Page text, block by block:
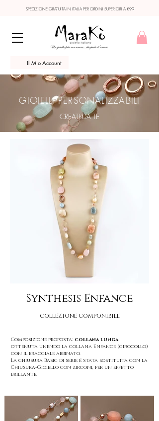
Il Mio Account
SPEDIZIONE GRATUITA IN ITALIA PER ORDINI SUPERIORI A €99
GIOIELLIPERSONALIZZABILI
CREATI DA TE
Synthesis Enfance
collezione componibile
Composizione proposta: collana lunga
ottenuta unendo la collana Enfance (girocollo)
con il bracciale abbinato.
La chiusura Basic di serie é stata sostituita con la
Chiusura-Gioiello con zirconi, per un effetto
brillante.